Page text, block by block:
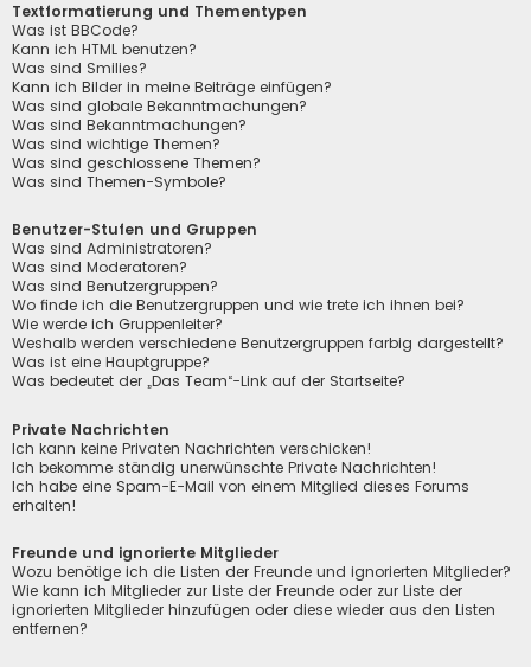
Textformatierung und Thementypen
Was ist BBCode?
Kann ich HTML benutzen?
Was sind Smilies?
Kann ich Bilder in meine Beiträge einfügen?
Was sind globale Bekanntmachungen?
Was sind Bekanntmachungen?
Was sind wichtige Themen?
Was sind geschlossene Themen?
Was sind Themen-Symbole?
Benutzer-Stufen und Gruppen
Was sind Administratoren?
Was sind Moderatoren?
Was sind Benutzergruppen?
Wo finde ich die Benutzergruppen und wie trete ich ihnen bei?
Wie werde ich Gruppenleiter?
Weshalb werden verschiedene Benutzergruppen farbig dargestellt?
Was ist eine Hauptgruppe?
Was bedeutet der „Das Team“-Link auf der Startseite?
Private Nachrichten
Ich kann keine Privaten Nachrichten verschicken!
Ich bekomme ständig unerwünschte Private Nachrichten!
Ich habe eine Spam-E-Mail von einem Mitglied dieses Forums
erhalten!
Freunde und ignorierte Mitglieder
Wozu benötige ich die Listen der Freunde und ignorierten Mitglieder?
Wie kann ich Mitglieder zur Liste der Freunde oder zur Liste der
ignorierten Mitglieder hinzufügen oder diese wieder aus den Listen
entfernen?